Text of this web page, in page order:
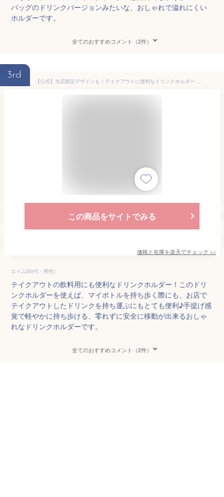
バッグのドリンクバージョンみたいな、おしゃれで溢れにくい
ホルダーです。
全てのおすすめコメント（2件）
3rd
【公式】当店限定デザインも！テイクアウトに便利なドリンクホルダー ＜フレンズヒル＞ カップホルダー ペットボトル エコバッグ 手提げ 軽い 大きめ 持ち歩き カラビナ コンビニ プレゼント 花柄 柴田さん 黒柳さん ターチャン うーぱん しば犬 猫 いちご
この商品をサイトでみる
価格と在庫を楽天でチェック >>
エイム(50代・男性)
テイクアウトの飲料用にも便利なドリンクホルダー！このドリ
ンクホルダーを使えば、マイボトルを持ち歩く際にも、お店で
テイクアウトしたドリンクを持ち運ぶにもとても便利♪手提げ感
覚で軽やかに持ち歩ける、零れずに安全に移動が出来るおしゃ
れなドリンクホルダーです。
全てのおすすめコメント（2件）